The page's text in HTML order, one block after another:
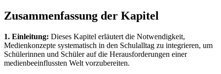
Zusammenfassung der Kapitel
1. Einleitung: Dieses Kapitel erläutert die Notwendigkeit,
Medienkonzepte systematisch in den Schulalltag zu integrieren, um
Schülerinnen und Schüler auf die Herausforderungen einer
medienbeeinflussten Welt vorzubereiten.